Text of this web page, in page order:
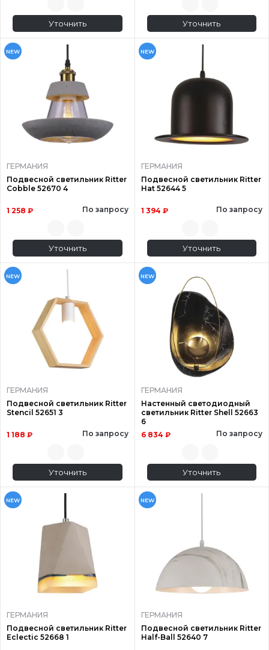
Уточнить Уточнить
NEW
ГЕРМАНИЯ
Подвесной светильник Ritter
Cobble 52670 4
1 258 ₽ По запросу
Уточнить
NEW
ГЕРМАНИЯ
Подвесной светильник Ritter
Hat 52644 5
1 394 ₽ По запросу
Уточнить
NEW
ГЕРМАНИЯ
Подвесной светильник Ritter
Stencil 52651 3
1 188 ₽ По запросу
Уточнить
NEW
ГЕРМАНИЯ
Настенный светодиодный
светильник Ritter Shell 52663
6
6 834 ₽
По запросу
Уточнить
NEW
ГЕРМАНИЯ
Подвесной светильник Ritter
Eclectic 52668 1
NEW
ГЕРМАНИЯ
Подвесной светильник Ritter
Half-Ball 52640 7